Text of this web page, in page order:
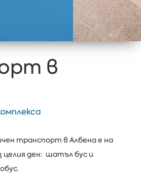
в
транспорт в Албена е на
целия ден: шатъл бус и